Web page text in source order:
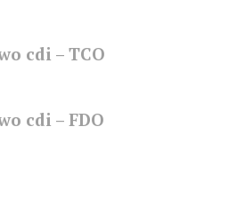
cdi – TCO
cdi – FDO